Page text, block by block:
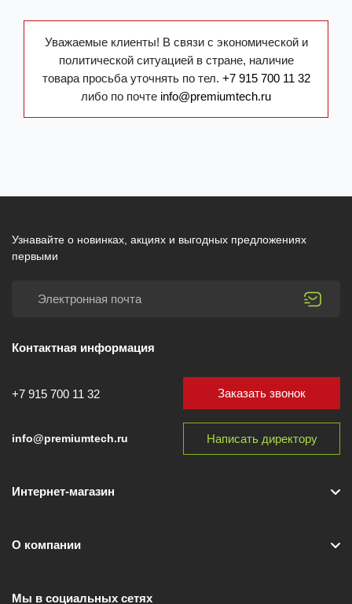
Уважаемые клиенты! В связи с экономической и
политической ситуацией в стране, наличие
товара просьба уточнять по тел. +7 915 700 11 32
либо по почте info@premiumtech.ru
Узнавайте о новинках, акциях и выгодных предложениях
первыми
Контактная информация
+7 915 700 11 32
info@premiumtech.ru
Заказать звонок
Написать директору
Интернет-магазин
О компании
Мы в социальных сетях